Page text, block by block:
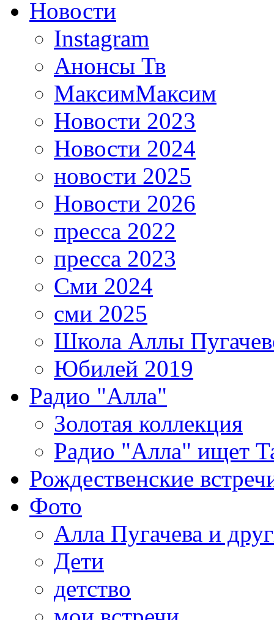
Новости
Instagram
Анонсы Тв
МаксимМаксим
Новости 2023
Новости 2024
новости 2025
Новости 2026
пресса 2022
пресса 2023
Сми 2024
сми 2025
Школа Аллы
Юбилей 2019
Радио "Алла"
Золотая коллекция
Радио "Алла" ищет
Рождественские
Фото
Алла Пугачева и
Дети
детство